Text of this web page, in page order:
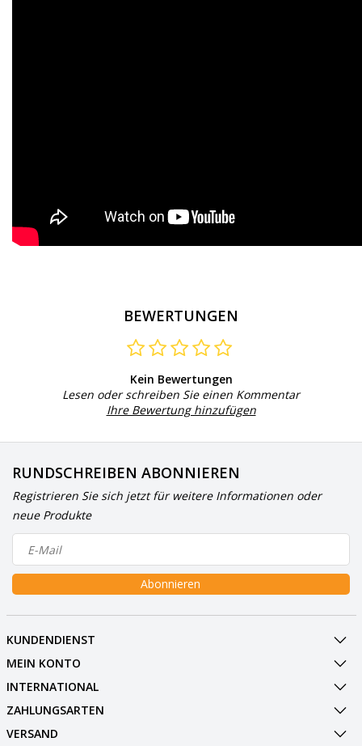
BEWERTUNGEN
Kein Bewertungen
Lesen oder schreiben Sie einen Kommentar
Ihre Bewertung hinzufügen
RUNDSCHREIBEN ABONNIEREN
Registrieren Sie sich jetzt für weitere Informationen oder
neue Produkte
Abonnieren
KUNDENDIENST
MEIN KONTO
INTERNATIONAL
ZAHLUNGSARTEN
VERSAND